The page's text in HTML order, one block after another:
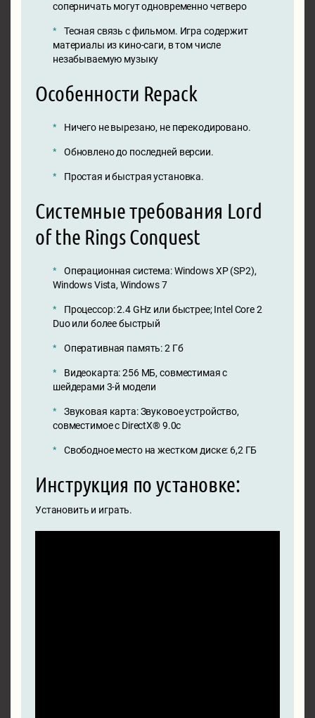
соперничать могут одновременно четверо
Тесная связь с фильмом. Игра содержит
материалы из кино-саги, в том числе
незабываемую музыку
Особенности Repack
Ничего не вырезано, не перекодировано.
Обновлено до последней версии.
Простая и быстрая установка.
Системные требования Lord
of the Rings Conquest
Операционная система: Windows XP (SP2),
Windows Vista, Windows 7
Процессор: 2.4 GHz или быстрее; Intel Core 2
Duo или более быстрый
Оперативная память: 2 Гб
Видеокарта: 256 МБ, совместимая с
шейдерами 3-й модели
Звуковая карта: Звуковое устройство,
совместимое с DirectX® 9.0с
Свободное место на жестком диске: 6,2 ГБ
Инструкция по установке:
Установить и играть.